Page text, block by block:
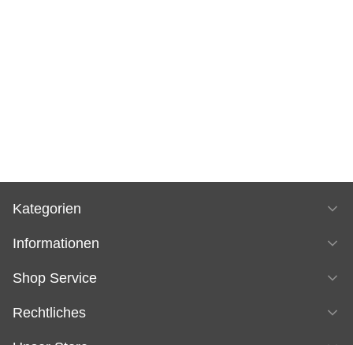
Kategorien
Informationen
Shop Service
Rechtliches